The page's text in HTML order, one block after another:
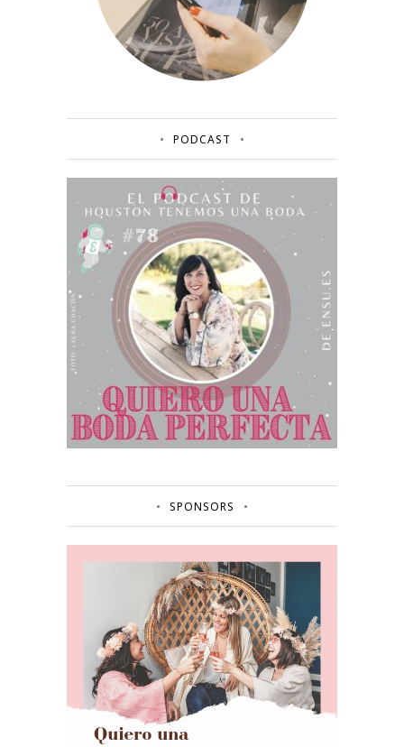
PODCAST
SPONSORS